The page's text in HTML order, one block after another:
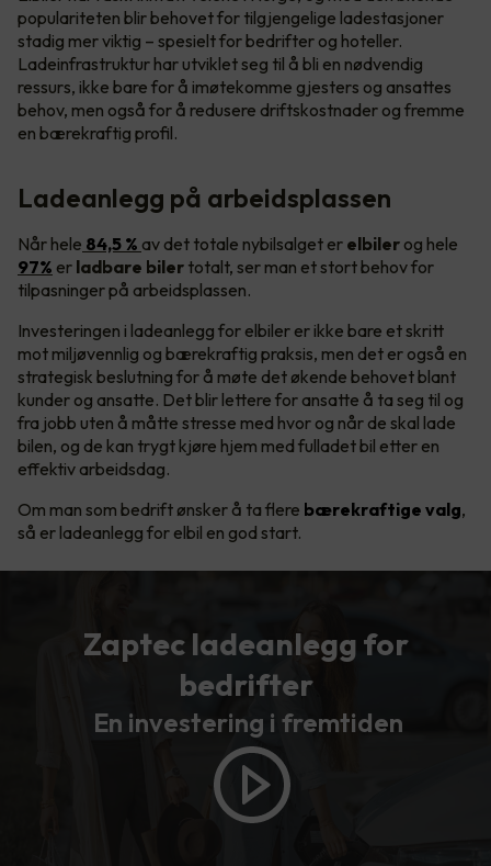
populariteten blir behovet for tilgjengelige ladestasjoner
stadig mer viktig – spesielt for bedrifter og hoteller.
Ladeinfrastruktur har utviklet seg til å bli en nødvendig
ressurs, ikke bare for å imøtekomme gjesters og ansattes
behov, men også for å redusere driftskostnader og fremme
en bærekraftig profil.
Ladeanlegg på arbeidsplassen
Når hele 84,5 % av det totale nybilsalget er elbiler og hele
97% er ladbare biler totalt, ser man et stort behov for
tilpasninger på arbeidsplassen.
Investeringen i ladeanlegg for elbiler er ikke bare et skritt
mot miljøvennlig og bærekraftig praksis, men det er også en
strategisk beslutning for å møte det økende behovet blant
kunder og ansatte. Det blir lettere for ansatte å ta seg til og
fra jobb uten å måtte stresse med hvor og når de skal lade
bilen, og de kan trygt kjøre hjem med fulladet bil etter en
effektiv arbeidsdag.
Om man som bedrift ønsker å ta flere bærekraftige valg,
så er ladeanlegg for elbil en god start.
Zaptec ladeanlegg for
bedrifter
En investering i fremtiden